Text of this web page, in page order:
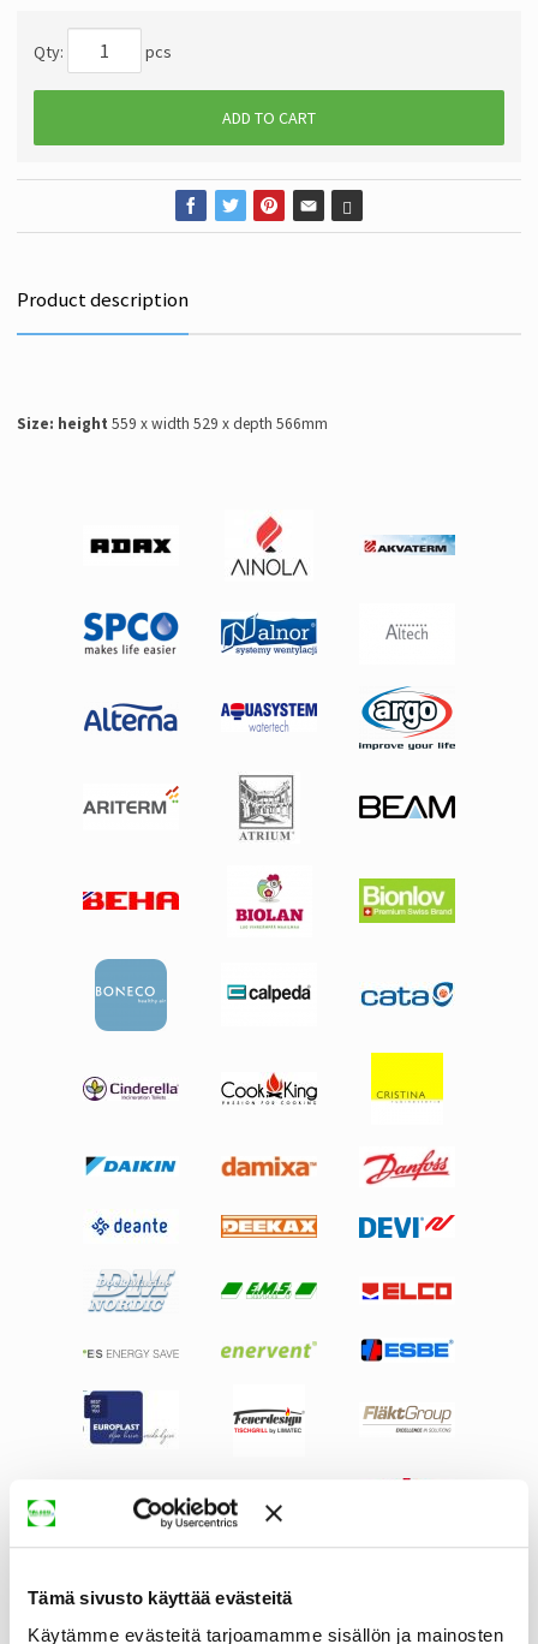
Tämä sivusto käyttää evästeitä
Käytämme evästeitä tarjoamamme sisällön ja mainosten
Qty: pcs
ADD TO CART
Product description
Size: height 559 x width 529 x depth 566mm